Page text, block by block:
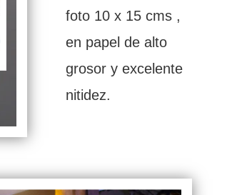
foto 10 x 15 cms ,
en papel de alto
grosor y excelente
nitidez.